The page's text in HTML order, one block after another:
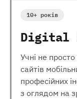
10+ років
Digital
Учні не
сайтів
професійних
з оглядом на